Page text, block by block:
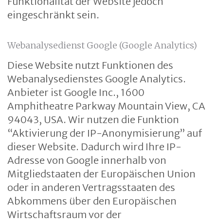
eingeschränkt sein.
Webanalysedienst Google (Google Analytics)
Diese Website nutzt Funktionen des
Webanalysedienstes Google Analytics.
Anbieter ist Google Inc., 1600
Amphitheatre Parkway Mountain View, CA
94043, USA. Wir nutzen die Funktion
“Aktivierung der IP-Anonymisierung” auf
dieser Website. Dadurch wird Ihre IP-
Adresse von Google innerhalb von
Mitgliedstaaten der Europäischen Union
oder in anderen Vertragsstaaten des
Abkommens über den Europäischen
Wirtschaftsraum vor der